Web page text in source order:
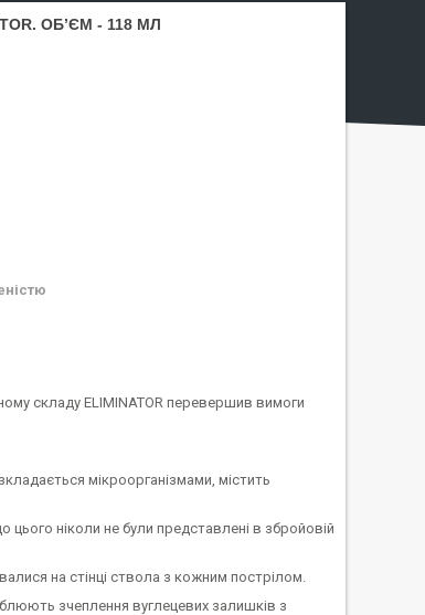
ОБ’ЄМ - 118 МЛ
складу ELIMINATOR перевершив вимоги
мікроорганізмами, містить
цього ніколи не були представлені в збройовій
на стінці ствола з кожним пострілом.
зчеплення вуглецевих залишків з